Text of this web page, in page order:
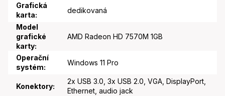
Grafická
karta:
dedikovaná
Model
grafické
karty:
AMD Radeon HD 7570M 1GB
Operační
systém:
Windows 11 Pro
Konektory:
2x USB 3.0, 3x USB 2.0, VGA, DisplayPort,
Ethernet, audio jack